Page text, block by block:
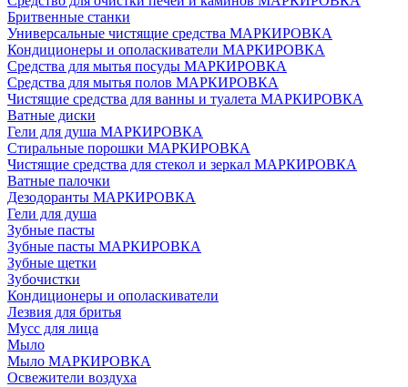
Бритвенные станки
Универсальные чистящие средства МАРКИРОВКА
Кондиционеры и ополаскиватели МАРКИРОВКА
Средства для мытья посуды МАРКИРОВКА
Средства для мытья полов МАРКИРОВКА
Чистящие средства для ванны и туалета МАРКИРОВКА
Ватные диски
Гели для душа МАРКИРОВКА
Стиральные порошки МАРКИРОВКА
Чистящие средства для стекол и зеркал МАРКИРОВКА
Ватные палочки
Дезодоранты МАРКИРОВКА
Гели для душа
Зубные пасты
Зубные пасты МАРКИРОВКА
Зубные щетки
Зубочистки
Кондиционеры и ополаскиватели
Лезвия для бритья
Мусс для лица
Мыло
Мыло МАРКИРОВКА
Освежители воздуха